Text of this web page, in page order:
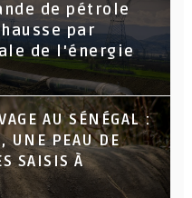
de pétrole
par
de l'énergie
AU SÉNÉGAL :
UNE PEAU DE
SAISIS À